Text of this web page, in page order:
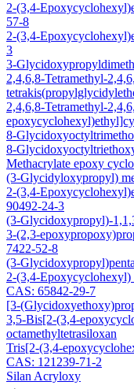
2-(3,4-
57-8
2-(3,4-
3
3-
2,4,6,8-Tetramethyl-
2,4,6,8-Tetramethyl-
8-
8-
Methacrylate epoxy
(3-Glycidyloxypropyl)
2-(3,4-
90492-24-3
(3-Glycidoxypropyl)-
3-(2,3-
7422-52-8
(3-
2-(3,4-
CAS: 65842-29-7
[3-
3,5-Bis[2-(3,4-
octamethyltetrasiloxan
Tris[2-(3,4-
CAS: 121239-71-2
Silan Acryloxy